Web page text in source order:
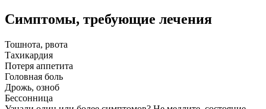
Симптомы, требующие лечения
Тошнота, рвота
Тахикардия
Потеря аппетита
Головная боль
Дрожь, озноб
Бессонница